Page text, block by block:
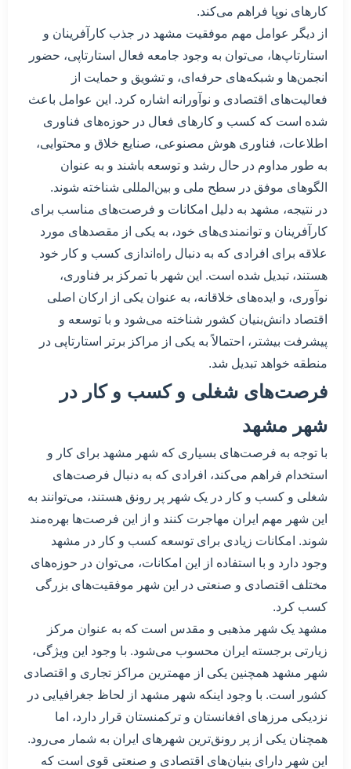
کارهای نوپا فراهم می‌کند.
از دیگر عوامل مهم موفقیت مشهد در جذب کارآفرینان و
استارتاپ‌ها، می‌توان به وجود جامعه فعال استارتاپی، حضور
انجمن‌ها و شبکه‌های حرفه‌ای، و تشویق و حمایت از
فعالیت‌های اقتصادی و نوآورانه اشاره کرد. این عوامل باعث
شده است که کسب و کارهای فعال در حوزه‌های فناوری
اطلاعات، فناوری هوش مصنوعی، صنایع خلاق و محتوایی،
به طور مداوم در حال رشد و توسعه باشند و به عنوان
الگوهای موفق در سطح ملی و بین‌المللی شناخته شوند.
در نتیجه، مشهد به دلیل امکانات و فرصت‌های مناسب برای
کارآفرینان و توانمندی‌های خود، به یکی از مقصدهای مورد
علاقه برای افرادی که به دنبال راه‌اندازی کسب و کار خود
هستند، تبدیل شده است. این شهر با تمرکز بر فناوری،
نوآوری، و ایده‌های خلاقانه، به عنوان یکی از ارکان اصلی
اقتصاد دانش‌بنیان کشور شناخته می‌شود و با توسعه و
پیشرفت بیشتر، احتمالاً به یکی از مراکز برتر استارتاپی در
منطقه خواهد تبدیل شد.
فرصت‌های شغلی و کسب و کار در
شهر مشهد
با توجه به فرصت‌های بسیاری که شهر مشهد برای کار و
استخدام فراهم می‌کند، افرادی که به دنبال فرصت‌های
شغلی و کسب و کار در یک شهر پر رونق هستند، می‌توانند به
این شهر مهم ایران مهاجرت کنند و از این فرصت‌ها بهره‌مند
شوند. امکانات زیادی برای توسعه کسب و کار در مشهد
وجود دارد و با استفاده از این امکانات، می‌توان در حوزه‌های
مختلف اقتصادی و صنعتی در این شهر موفقیت‌های بزرگی
کسب کرد.
مشهد یک شهر مذهبی و مقدس است که به عنوان مرکز
زیارتی برجسته ایران محسوب می‌شود. با وجود این ویژگی،
شهر مشهد همچنین یکی از مهمترین مراکز تجاری و اقتصادی
کشور است. با وجود اینکه شهر مشهد از لحاظ جغرافیایی در
نزدیکی مرزهای افغانستان و ترکمنستان قرار دارد، اما
همچنان یکی از پر رونق‌ترین شهرهای ایران به شمار می‌رود.
این شهر دارای بنیان‌های اقتصادی و صنعتی قوی است که